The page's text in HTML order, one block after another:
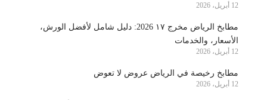
12 أبريل، 2026
مطابخ الرياض مخرج ١٧ 2026: دليل شامل لأفضل الورش،
الأسعار، والخدمات
12 أبريل، 2026
مطابخ رخيصة في الرياض عروض لا تعوض
12 أبريل، 2026